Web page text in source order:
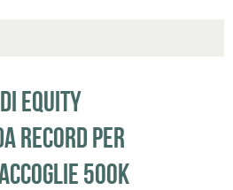
equity
record per
500k